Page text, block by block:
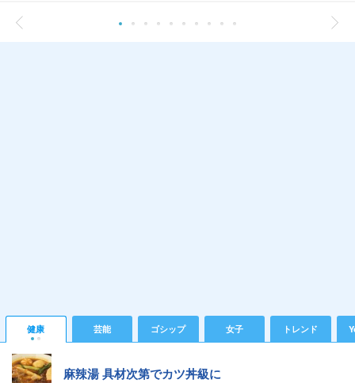
健康 芸能 ゴシップ 女子 トレンド
麻辣湯 具材次第でカツ丼級に